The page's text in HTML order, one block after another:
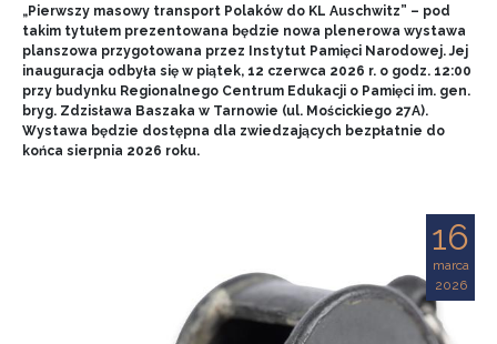
„Pierwszy masowy transport Polaków do KL Auschwitz” – pod
takim tytułem prezentowana będzie nowa plenerowa wystawa
planszowa przygotowana przez Instytut Pamięci Narodowej. Jej
inauguracja odbyła się w piątek, 12 czerwca 2026 r. o godz. 12:00
przy budynku Regionalnego Centrum Edukacji o Pamięci im. gen.
bryg. Zdzisława Baszaka w Tarnowie (ul. Mościckiego 27A).
Wystawa będzie dostępna dla zwiedzających bezpłatnie do
końca sierpnia 2026 roku.
16
marca
2026